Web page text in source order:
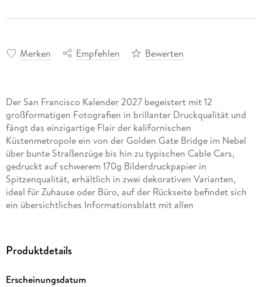
Merken Empfehlen Bewerten
Der San Francisco Kalender 2027 begeistert mit 12
großformatigen Fotografien in brillanter Druckqualität und
fängt das einzigartige Flair der kalifornischen
Küstenmetropole ein von der Golden Gate Bridge im Nebel
über bunte Straßenzüge bis hin zu typischen Cable Cars,
gedruckt auf schwerem 170g Bilderdruckpapier in
Spitzenqualität, erhältlich in zwei dekorativen Varianten,
ideal für Zuhause oder Büro, auf der Rückseite befindet sich
ein übersichtliches Informationsblatt mit allen
stabilen Aufhänger ausgestattet ein ideales Geschenk für
USA-Fans, Westcoast-Liebhaber und alle, die San Francisco
Produktdetails
Erscheinungsdatum